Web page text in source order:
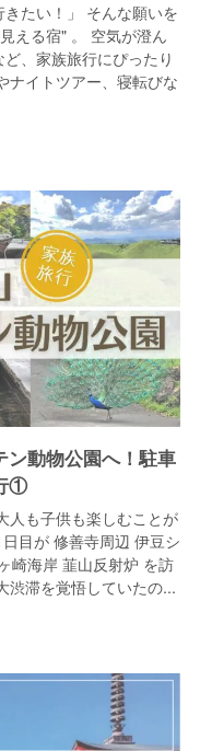
きたい！」 そんな願いを
える宿" 。 空気が澄ん
、家族旅行にぴったり
ナイトツアー、寝転びな
ン動物公園へ！駐車
①
人も子供も楽しむことが
目が 修善寺周辺 伊豆シ
崎海岸 韮山反射炉 を訪
渋滞を覚悟していたの...